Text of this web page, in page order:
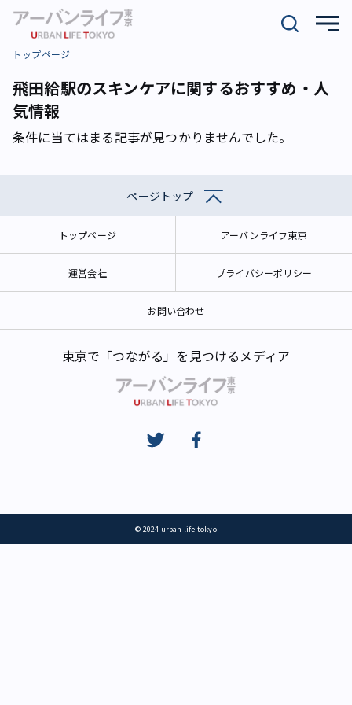
トップページ
飛田給駅のスキンケアに関するおすすめ・人
気情報
条件に当てはまる記事が見つかりませんでした。
ページトップ
トップページ アーバンライフ東京
運営会社 プライバシーポリシー
お問い合わせ
東京で「つながる」を見つけるメディア
© 2024 urban life tokyo